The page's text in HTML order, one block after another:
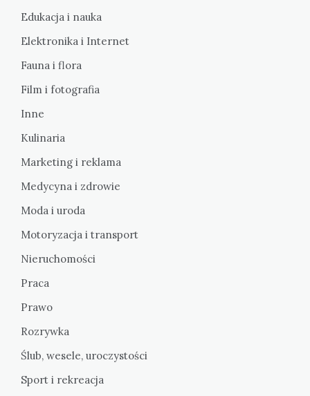
Edukacja i nauka
Elektronika i Internet
Fauna i flora
Film i fotografia
Inne
Kulinaria
Marketing i reklama
Medycyna i zdrowie
Moda i uroda
Motoryzacja i transport
Nieruchomości
Praca
Prawo
Rozrywka
Ślub, wesele, uroczystości
Sport i rekreacja